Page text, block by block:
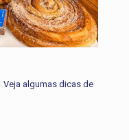
algumas dicas de